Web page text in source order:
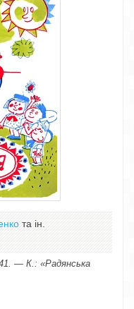
та ін.
— К.: «Радянська